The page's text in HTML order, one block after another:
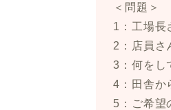
＜問題＞
1：工場長
2：店員さ
3：何をし
4：田舎か
5：ご希望